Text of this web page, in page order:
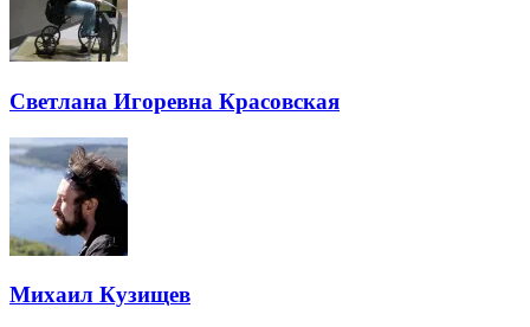
Светлана Игоревна Красовская
Михаил Кузищев